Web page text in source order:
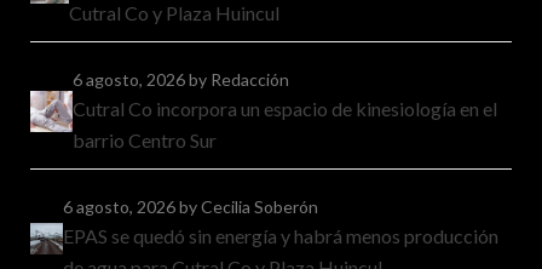
Cutral Co y Plaza Huincul
6 agosto, 2026by Redacción
Cutral Co incorpora un espacio de kinesiología en el
barrio Centro Sur
6 agosto, 2026by Cecilia Soberón
EPAS se quedó sin energía y habrá menos producción